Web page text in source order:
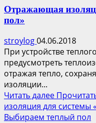
Отражающая
пол»
stroylog04.06.2018
При устройстве
предусмотреть
отражая тепло,
изоляции...
Читать далее
изоляция для системы
Выбираем теплый пол